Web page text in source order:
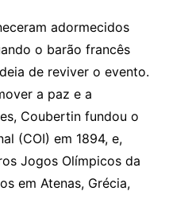
adormecidos
o barão francês
de reviver o evento.
a paz e a
Coubertin fundou o
(COI) em 1894, e,
Jogos Olímpicos da
em Atenas, Grécia,